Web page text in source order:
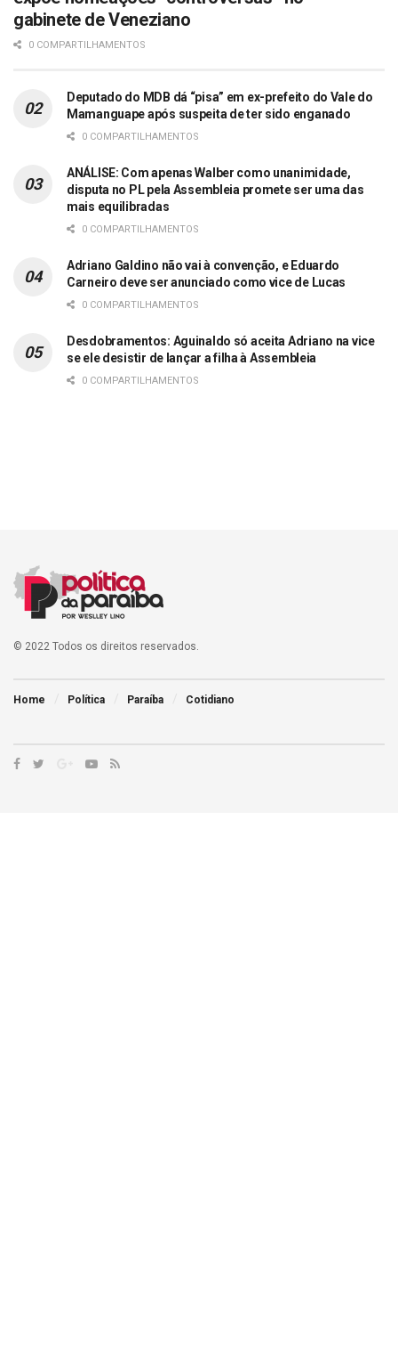
gabinete de Veneziano
0 COMPARTILHAMENTOS
Deputado do MDB dá “pisa” em ex-prefeito do Vale do
Mamanguape após suspeita de ter sido enganado
0 COMPARTILHAMENTOS
ANÁLISE: Com apenas Walber como unanimidade,
disputa no PL pela Assembleia promete ser uma das
mais equilibradas
0 COMPARTILHAMENTOS
Adriano Galdino não vai à convenção, e Eduardo
Carneiro deve ser anunciado como vice de Lucas
0 COMPARTILHAMENTOS
Desdobramentos: Aguinaldo só aceita Adriano na vice
se ele desistir de lançar a filha à Assembleia
0 COMPARTILHAMENTOS
© 2022 Todos os direitos reservados.
Home Política Paraíba Cotidiano